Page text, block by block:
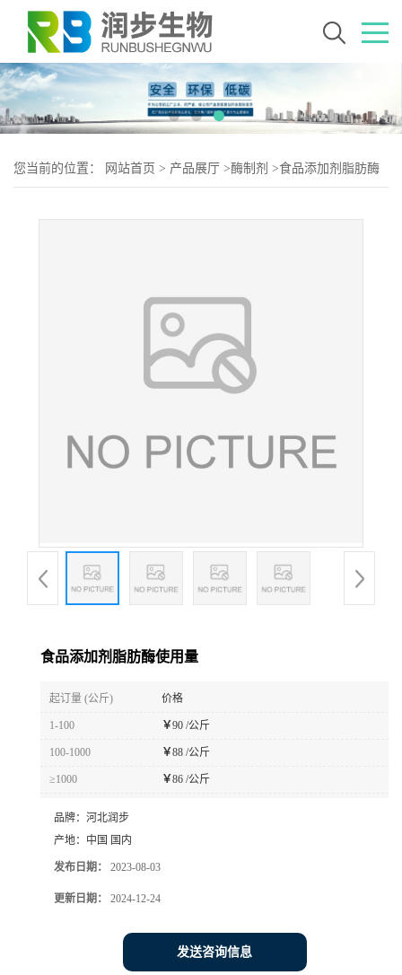
您当前的位置： 网站首页 > 产品展厅 >酶制剂 >食品添加剂脂肪酶
食品添加剂脂肪酶使用量
起订量 (公斤) 价格
1-100 ￥90 /公斤
100-1000 ￥88 /公斤
≥1000 ￥86 /公斤
品牌： 河北润步
产地： 中国 国内
发布日期： 2023-08-03
更新日期： 2024-12-24
发送咨询信息